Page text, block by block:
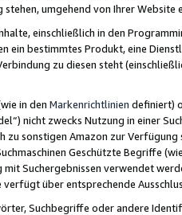
umgehend von Ihrer
einschließlich in den
ein bestimmtes Produkt, eine
zu diesen steht
in den Markenrichtlinien definiert)
nicht zwecks Nutzung in einer
zu sonstigen Amazon zur
Geschützte Begriffe
Suchergebnissen verwendet
verfügt über entsprechende
Suchbegriffe oder andere